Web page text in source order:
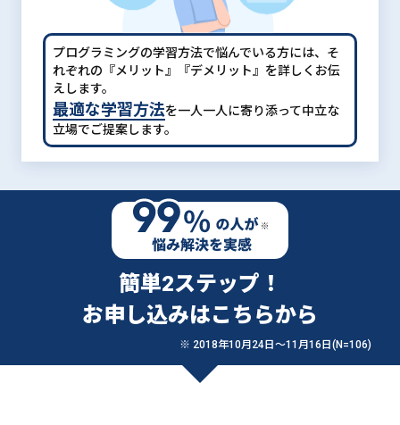
プログラミングの学習方法で悩んでいる方には、 そ
れぞれの『メリット』『デメリット』を詳しくお伝
えします。
最適な学習方法を一人一人に寄り添って中立な
立場でご提案します。
簡単2ステップ！
お申し込みはこちらから
※ 2018年10月24日〜11月16日(N=106)